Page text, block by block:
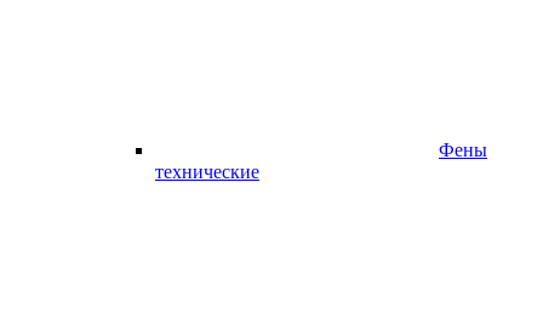
Фены
технические